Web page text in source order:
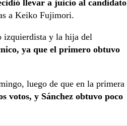
llevar a juicio al candidato
a Keiko Fujimori.
izquierdista y la hija del
ya que el primero obtuvo
luego de que en la primera
votos, y Sánchez obtuvo poco